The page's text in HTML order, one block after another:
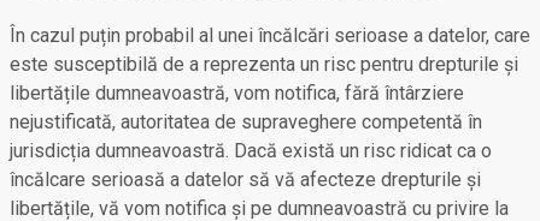
În cazul puțin probabil al unei încălcări serioase a datelor, care
este susceptibilă de a reprezenta un risc pentru drepturile și
libertățile dumneavoastră, vom notifica, fără întârziere
nejustificată, autoritatea de supraveghere competentă în
jurisdicția dumneavoastră. Dacă există un risc ridicat ca o
încălcare serioasă a datelor să vă afecteze drepturile și
libertățile, vă vom notifica și pe dumneavoastră cu privire la